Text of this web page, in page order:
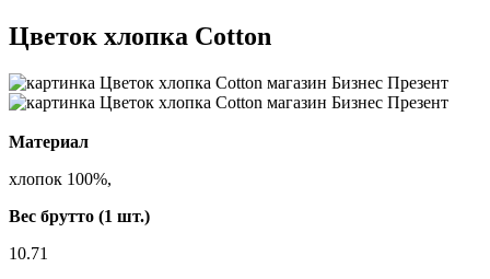
Цветок хлопка Cotton
Материал
хлопок 100%,
Вес брутто (1 шт.)
10.71